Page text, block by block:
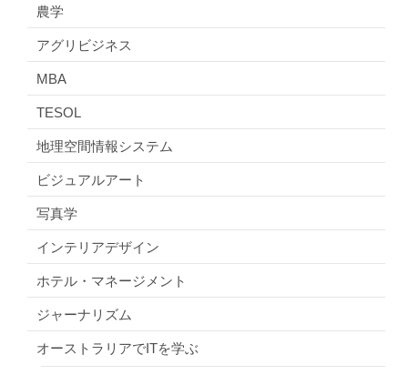
農学
アグリビジネス
MBA
TESOL
地理空間情報システム
ビジュアルアート
写真学
インテリアデザイン
ホテル・マネージメント
ジャーナリズム
オーストラリアでITを学ぶ